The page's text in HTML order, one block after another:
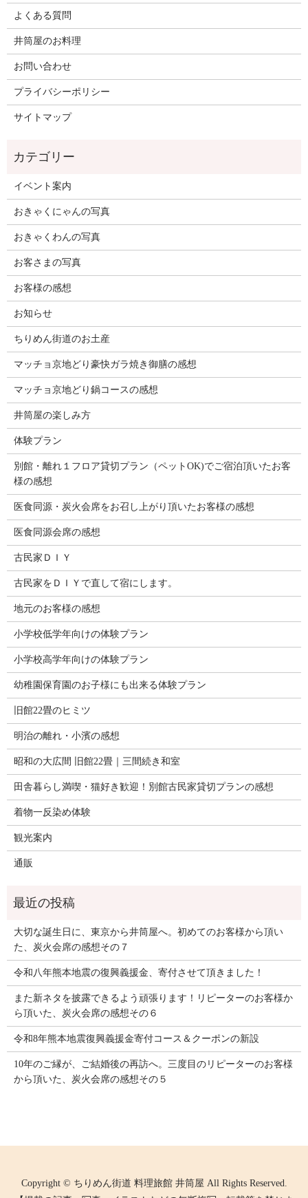
よくある質問
井筒屋のお料理
お問い合わせ
プライバシーポリシー
サイトマップ
イベント案内
おきゃくにゃんの写真
おきゃくわんの写真
お客さまの写真
お客様の感想
お知らせ
ちりめん街道のお土産
マッチョ京地どり豪快ガラ焼き御膳の感想
マッチョ京地どり鍋コースの感想
井筒屋の楽しみ方
体験プラン
別館・離れ１フロア貸切プラン（ペットOK)でご宿泊頂いたお客
様の感想
医食同源・炭火会席をお召し上がり頂いたお客様の感想
医食同源会席の感想
古民家ＤＩＹ
古民家をＤＩＹで直して宿にします。
地元のお客様の感想
小学校低学年向けの体験プラン
小学校高学年向けの体験プラン
幼稚園保育園のお子様にも出来る体験プラン
旧館22畳のヒミツ
明治の離れ・小濱の感想
昭和の大広間 旧館22畳｜三間続き和室
田舎暮らし満喫・猫好き歓迎！別館古民家貸切プランの感想
着物一反染め体験
観光案内
通販
大切な誕生日に、東京から井筒屋へ。初めてのお客様から頂い
た、炭火会席の感想その７
令和八年熊本地震の復興義援金、寄付させて頂きました！
また新ネタを披露できるよう頑張ります！リピーターのお客様か
ら頂いた、炭火会席の感想その６
令和8年熊本地震復興義援金寄付コース＆クーポンの新設
10年のご縁が、ご結婚後の再訪へ。三度目のリピーターのお客様
から頂いた、炭火会席の感想その５
Copyright © ちりめん街道 料理旅館 井筒屋 All Rights Reserved.